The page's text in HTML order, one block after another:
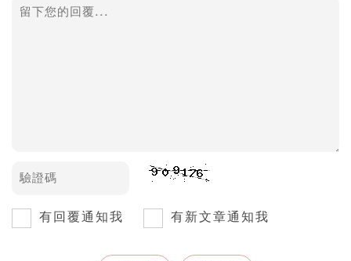
有回覆通知我 有新文章通知我